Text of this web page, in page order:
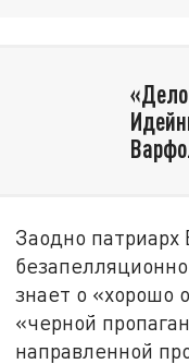
Заодно
знает о «хорошо
«черной
направленной